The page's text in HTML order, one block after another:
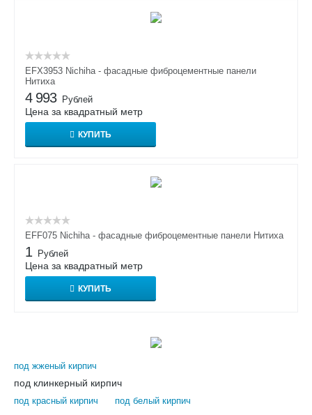
EFX3953 Nichiha - фасадные фиброцементные панели
Нитиха
4 993 Рублей
Цена за квадратный метр
КУПИТЬ
EFF075 Nichiha - фасадные фиброцементные панели Нитиха
1 Рублей
Цена за квадратный метр
КУПИТЬ
под жженый кирпич
под клинкерный кирпич
под красный кирпич под белый кирпич